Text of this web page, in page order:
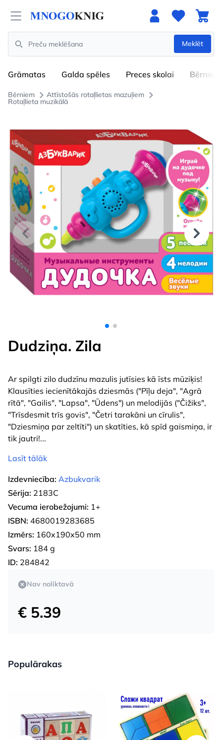
Open menu
Search
Meklēt
Grāmatas Galda spēles Preces skolai Bērniem
Bērniem Attīstošās rotaļlietas mazuļiem
Rotaļlieta muzikālā
Dudziņa. Zila
Ar spilgti zilo dudzīnu mazulis jutīsies kā īsts mūziķis!
Klausīties iecienītākajās dziesmās ("Pīļu deja", "Agrā
rītā", "Gailis", "Lapsa", "Ūdens") un melodijās ("Čižiks",
"Trīsdesmit trīs govis", "Četri tarakāni un cīrulis",
"Dziesmiņa par zeltīti") un skatīties, kā spīd gaismiņa, ir
tik jautri!...
Lasīt tālāk
Izdevniecība: Azbukvarik
Sērija: 2183С
Vecuma ierobežojumi: 1+
ISBN: 4680019283685
Izmērs: 160x190x50 mm
Svars: 184 g
ID: 284842
Nav noliktavā
€ 5.39
Populārakas